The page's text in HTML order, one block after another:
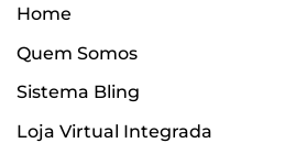
Home
Quem Somos
Sistema Bling
Loja Virtual Integrada